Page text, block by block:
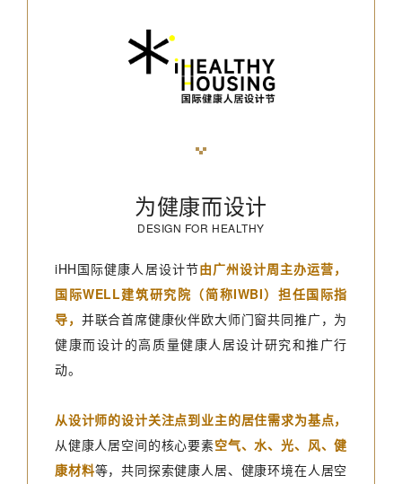
为健康而设计
DESIGN FOR HEALTHY
iHH国际健康人居设计节由广州设计周主办运营，
国际WELL建筑研究院（简称IWBI）担任国际指
导， 并联合首席健康伙伴欧大师门窗共同推广，为
健康而设计的高质量健康人居设计研究和推广行
动。
从设计师的设计关注点到业主的居住需求为基点，
从健康人居空间的核心要素空气、水、光、风、健
康材料等，共同探索健康人居、健康环境在人居空